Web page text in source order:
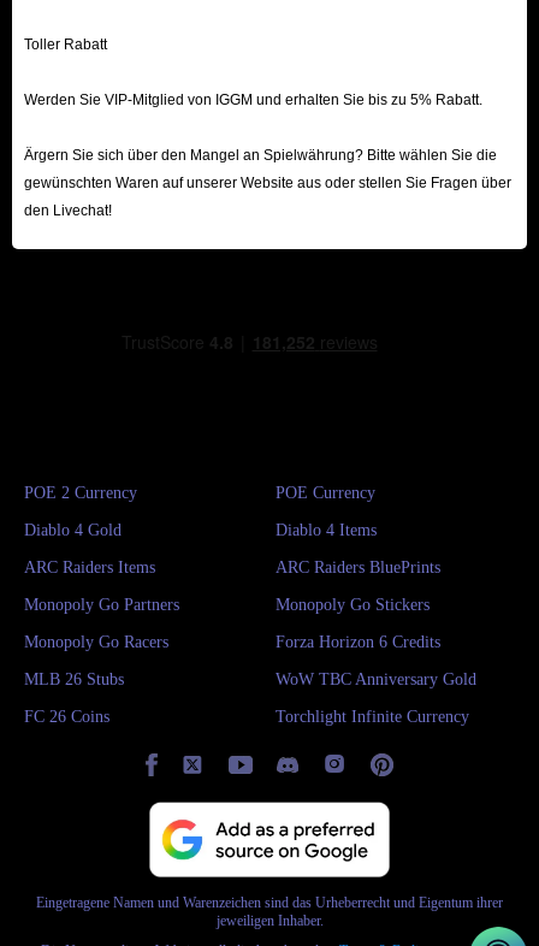
Toller Rabatt
Werden Sie VIP-Mitglied von IGGM und erhalten Sie bis zu 5% Rabatt.
Ärgern Sie sich über den Mangel an Spielwährung? Bitte wählen Sie die
gewünschten Waren auf unserer Website aus oder stellen Sie Fragen über
den Livechat!
POE 2 Currency POE Currency
Diablo 4 Gold Diablo 4 Items
ARC Raiders Items ARC Raiders BluePrints
Monopoly Go Partners Monopoly Go Stickers
Monopoly Go Racers Forza Horizon 6 Credits
MLB 26 Stubs WoW TBC Anniversary Gold
FC 26 Coins Torchlight Infinite Currency
Eingetragene Namen und Warenzeichen sind das Urheberrecht und Eigentum ihrer
jeweiligen Inhaber.